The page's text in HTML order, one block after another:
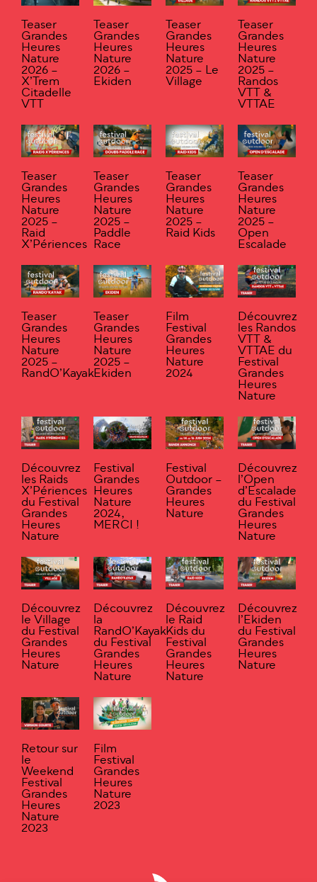
Teaser
Grandes
Heures
Nature
2026 –
X’Trem
Citadelle
VTT
Teaser
Grandes
Heures
Nature
2026 –
Ekiden
Teaser
Grandes
Heures
Nature
2025 – Le
Village
Teaser
Grandes
Heures
Nature
2025 –
Randos
VTT &
VTTAE
Teaser
Grandes
Heures
Nature
2025 –
Raid
X’Périences
Teaser
Grandes
Heures
Nature
2025 –
Paddle
Race
Teaser
Grandes
Heures
Nature
2025 –
Raid Kids
Teaser
Grandes
Heures
Nature
2025 –
Open
Escalade
Teaser
Grandes
Heures
Nature
2025 –
RandO’Kayak
Teaser
Grandes
Heures
Nature
2025 –
Ekiden
Film
Festival
Grandes
Heures
Nature
2024
Découvrez
les Randos
VTT &
VTTAE du
Festival
Grandes
Heures
Nature
Découvrez
les Raids
X’Périences
du Festival
Grandes
Heures
Nature
Festival
Grandes
Heures
Nature
2024,
MERCI !
Festival
Outdoor –
Grandes
Heures
Nature
Découvrez
l’Open
d’Escalade
du Festival
Grandes
Heures
Nature
Découvrez
le Village
du Festival
Grandes
Heures
Nature
Découvrez
la
RandO’Kayak
du Festival
Grandes
Heures
Nature
Découvrez
le Raid
Kids du
Festival
Grandes
Heures
Nature
Découvrez
l’Ekiden
du Festival
Grandes
Heures
Nature
Retour sur
le
Weekend
Festival
Grandes
Heures
Nature
2023
Film
Festival
Grandes
Heures
Nature
2023